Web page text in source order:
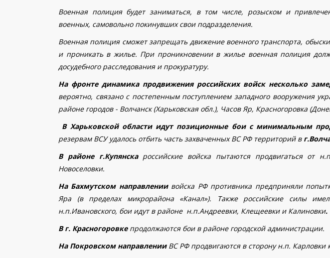
Военная полиция будет заниматься, в том числе, розыском и
военных, самовольно покинувших свои подразделения.
Военная полиция сможет запрещать движение военного транспорта,
и проникать в жилье. При проникновении в жилье военная полиция
досудебного расследования и прокуратуру.
На фронте динамика продвижения российских войск несколько
вероятно, связано с постепенным поступлением западного вооружения
районе городов - Волчанск (Харьковская обл.), Часов Яр, Красногоровка
ВХарьковской области идут позиционные бои с минимальным
резервам ВСУ удалось отбить часть захваченных ВС РФ территорий в
В районе г.Купянскароссийские войска пытаются продвигаться от
Новоселовки.
На Бахмутском направлении войска РФ противника предприняли
Яра (в пределах микрорайона «Канал»). Также российские силы
н.п.Ивановского, бои идут в районе н.п.Андреевки, Клещеевки и Калиновки.
В г. Красногоровке продолжаются бои в районе городской администрации.
На Покровском направленииВС РФ продвигаются в сторону н.п. Карловки